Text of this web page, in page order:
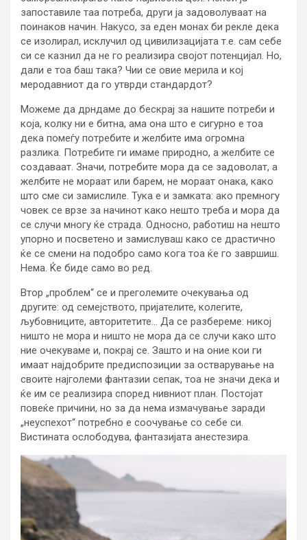
запоставиле таа потреба, други ја задоволуваат на
поинаков начин. Накусо, за еден монах би рекле дека
се изолирал, исклучил од цивилизацијата т.е. сам себе
си се казнил да не го реализира својот потенцијал. Но,
дали е тоа баш така? Чии се овие мерила и кој
меродавниот да го утврди стандардот?
Можеме да дрндаме до бескрај за нашите потреби и
која, колку ни е битна, ама она што е сигурно е тоа
дека помеѓу потребите и желбите има огромна
разлика. Потребите ги имаме природно, а желбите се
создаваат. Значи, потребите мора да се задоволат, а
желбите не мораат или барем, не мораат онака, како
што сме си замислиле. Тука е и замката: ако премногу
човек се врзе за начинот како нешто треба и мора да
се случи многу ќе страда. Односно, работиш на нешто
упорно и посветено и замислуваш како се драстично
ќе се смени на подобро само кога тоа ќе го завршиш.
Нема. Ќе биде само во ред.
Втор „проблем“ се и преголемите очекувања од
другите: од семејството, пријателите, колегите,
љубовниците, авторитетите… Да се разбереме: никој
ништо не мора и ништо не мора да се случи како што
ние очекуваме и, покрај се. Зашто и на оние кои ги
имаат најдобрите предиспозиции за остварување на
своите најголеми фантазии сепак, тоа не значи дека и
ќе им се реализира според нивниот план. Постојат
повеќе причини, но за да нема измачување заради
„неуспехот“ потребно е соочување со себе си.
Вистината ослободува, фантазијата анестезира.